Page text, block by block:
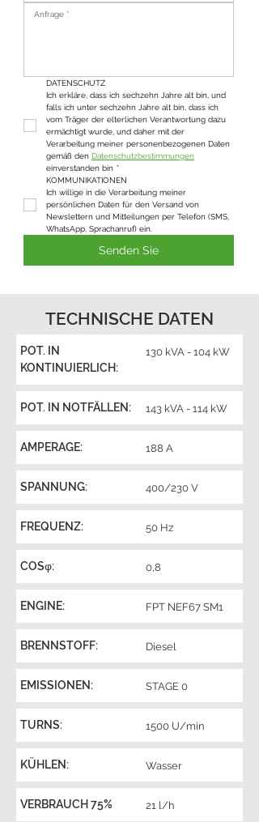
DATENSCHUTZ
Ich erkläre, dass ich sechzehn Jahre alt bin, und
falls ich unter sechzehn Jahre alt bin, dass ich
vom Träger der elterlichen Verantwortung dazu
ermächtigt wurde, und daher mit der
Verarbeitung meiner personenbezogenen Daten
gemäß den Datenschutzbestimmungen
einverstanden bin *
KOMMUNIKATIONEN
Ich willige in die Verarbeitung meiner
persönlichen Daten für den Versand von
Newslettern und Mitteilungen per Telefon (SMS,
WhatsApp, Sprachanruf) ein.
Senden Sie
TECHNISCHE DATEN
POT. IN
KONTINUIERLICH:
130 kVA - 104 kW
POT. IN NOTFÄLLEN: 143 kVA - 114 kW
AMPERAGE: 188 A
SPANNUNG: 400/230 V
FREQUENZ: 50 Hz
COSφ: 0,8
ENGINE: FPT NEF67 SM1
BRENNSTOFF: Diesel
EMISSIONEN: STAGE 0
TURNS: 1500 U/min
KÜHLEN: Wasser
VERBRAUCH 75% 21 l/h